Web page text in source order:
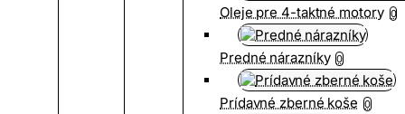
Oleje pre 4-taktné motory 0
Predné nárazníky 0
Prídavné zberné koše 0